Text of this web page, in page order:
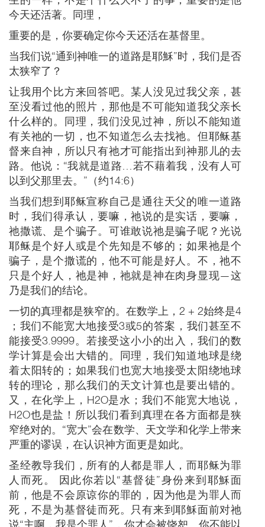
今天还活著。同理，
重要的是，你要确定你今天还活在基督里。
当我们说“通到神唯一的道路是耶穌”时，我们是否
太狭窄了？
让我用个比方来回答吧。某人没见过我父亲，甚
至没看过他的照片，那他是不可能知道我父亲长
什么样的。同理，我们没见过神，所以不能知道
有关祂的一切，也不知道怎么去找祂。但耶稣基
督来自神，所以只有祂才可能指出到神那儿的去
路。他说：“我就是道路…若不藉着我，没有人可
以到父那里去。”（约14:6）
当我们想到耶稣宣称自己是通往天父的唯一道路
时，我们得承认，要嘛，祂说的是实话，要嘛，
祂撒谎、是个骗子。可谁敢说祂是骗子呢？光说
耶稣是个好人或是个先知是不够的；如果祂是个
骗子，是个撒谎的，他不可能是好人。不，祂不
只是个好人，祂是神，祂就是神在肉身显现—这
乃是我们的结论。
一切的真理都是狭窄的。在数学上，2 + 2始终是4
；我们不能宽大地接受3或5的答案，我们甚至不
能接受3.9999。若接受这小小的出入，我们的数
学计算是会出大错的。同理，我们知道地球是绕
着太阳转的；如果我们也宽大地接受太阳绕地球
转的理论，那么我们的天文计算也是要出错的。
又，在化学上，H2O是水；我们不能宽大地说，
H2O也是盐！所以我们看到真理在各方面都是狭
窄绝对的。“宽大”会在数学、天文学和化学上带来
严重的谬误，在认识神方面更是如此。
圣经教导我们，所有的人都是罪人，而耶稣为罪
人而死。 因此你若以“基督徒”身份来到耶穌面
前，他是不会原谅你的罪的，因为他是为罪人而
死，不是为基督徒而死。只有来到耶穌面前对祂
说“主啊，我是个罪人”，你才会被饶恕。你不能以